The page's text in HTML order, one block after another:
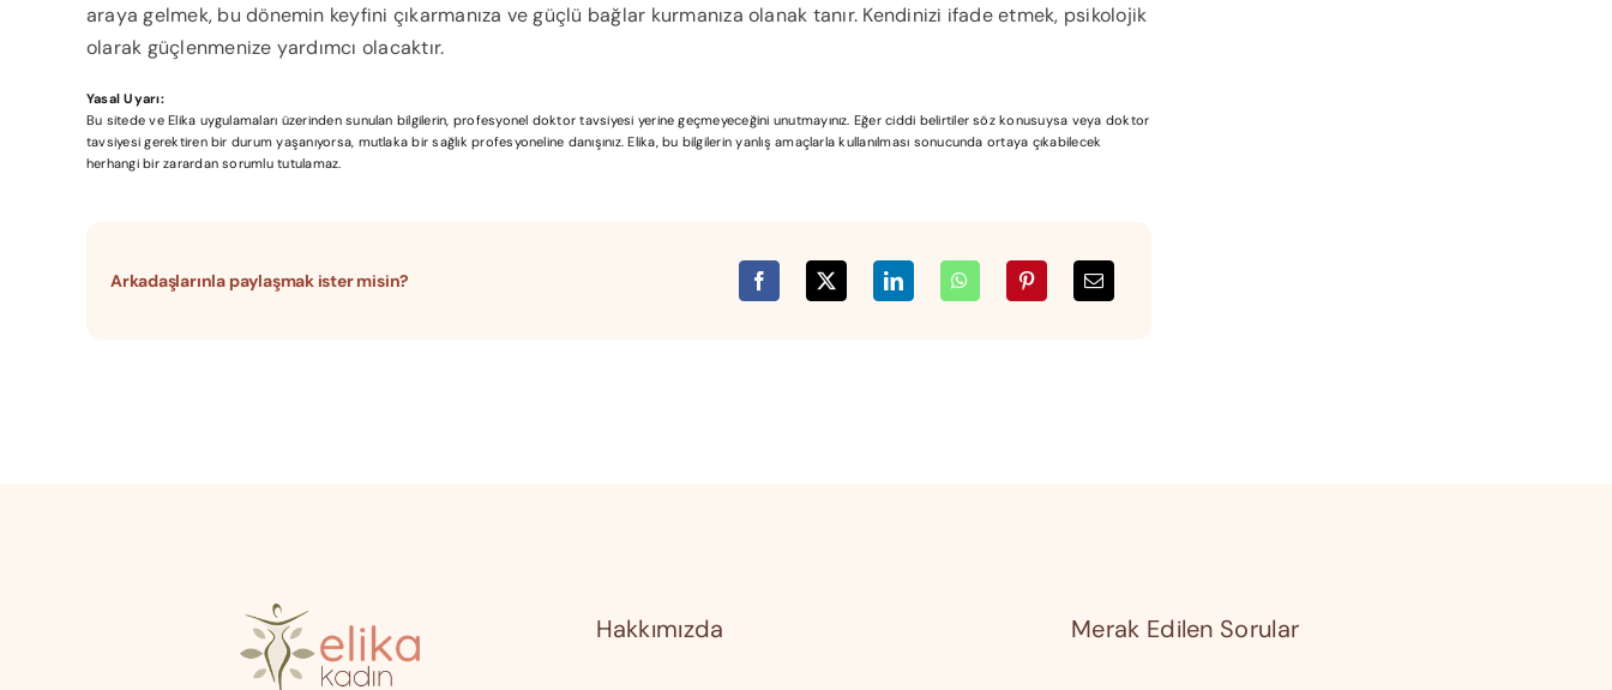
araya gelmek, bu dönemin keyfini çıkarmanıza ve güçlü bağlar kurmanıza olanak tanır. Kendinizi ifade etmek, psikolojik
olarak güçlenmenize yardımcı olacaktır.
Yasal Uyarı:
Bu sitede ve Elika uygulamaları üzerinden sunulan bilgilerin, profesyonel doktor tavsiyesi yerine geçmeyeceğini unutmayınız. Eğer ciddi belirtiler söz konusuysa veya doktor
tavsiyesi gerektiren bir durum yaşanıyorsa, mutlaka bir sağlık profesyoneline danışınız. Elika, bu bilgilerin yanlış amaçlarla kullanılması sonucunda ortaya çıkabilecek
herhangi bir zarardan sorumlu tutulamaz.
Arkadaşlarınla paylaşmak ister misin?
Hakkımızda Merak Edilen Sorular